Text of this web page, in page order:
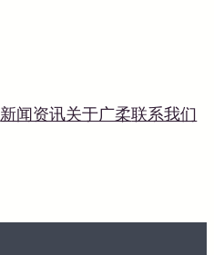
新闻资讯关于广柔联系我们